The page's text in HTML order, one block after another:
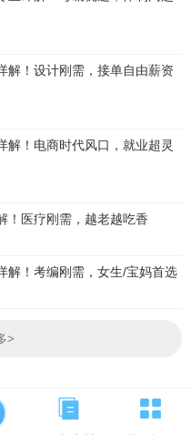
解！设计刚需，接单自由薪资
解！电商时代风口，就业超灵
！医疗刚需，越老越吃香
解！考编刚需，女生/宝妈首选
>